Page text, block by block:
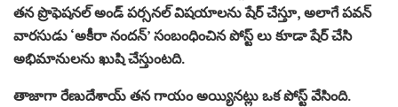
తన ప్రొఫెషనల్ అండ్ పర్సనల్ విషయాలను షేర్ చేస్తూ, అలాగే పవన్
వారసుడు ‘అకీరా నందన్’ సంబంధించిన పోస్ట్ లు కూడా షేర్ చేసి
అభిమానులను ఖుషి చేస్తుంటది.
తాజాగా రేణుదేశాయ్ తన గాయం అయ్యినట్లు ఒక పోస్ట్ వేసింది.